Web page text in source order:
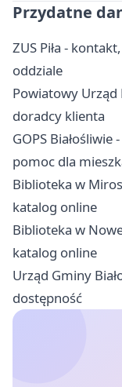
Przydatne
ZUS Piła -
oddziale
Powiatowy Urząd
doradcy klienta
GOPS
pomoc dla
Biblioteka w
katalog online
Biblioteka w
katalog online
Urząd Gminy
dostępność